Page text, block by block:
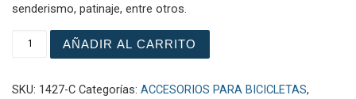
senderismo, patinaje, entre otros.
LUZ de BICICLETA GW SPARK cantidad
AÑADIR AL CARRITO
SKU: 1427-C Categorías: ACCESORIOS PARA BICICLETAS,